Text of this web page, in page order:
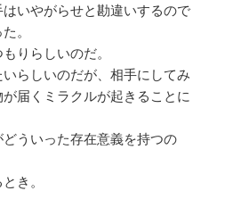
いやがらせと勘違いするので
。
りらしいのだ。
らしいのだが、相手にしてみ
届くミラクルが起きることに
ういった存在意義を持つの
き。